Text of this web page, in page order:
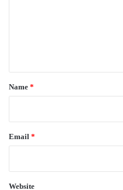
*
Name *
Email *
Website